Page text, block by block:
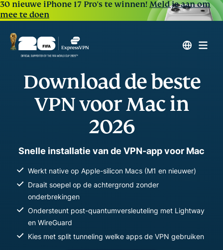
30 nieuwe iPhone 17 Pro's te winnen!Meld je aan om
mee te doen
Download de beste
VPN voor Mac in
2026
Snelle installatie van de VPN-app voor Mac
Werkt native op Apple-silicon Macs (M1 en nieuwer)
Draait soepel op de achtergrond zonder
onderbrekingen
Ondersteunt post-quantumversleuteling met Lightway
en WireGuard
Kies met split tunneling welke apps de VPN gebruiken